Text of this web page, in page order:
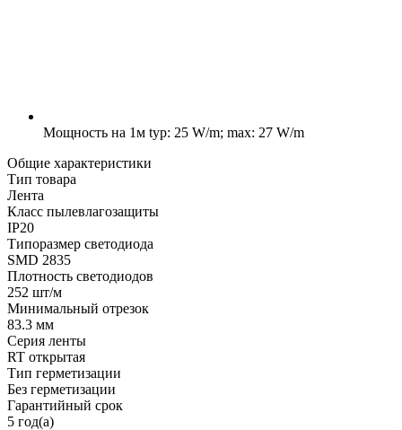
Мощность на 1м typ: 25 W/m; max: 27 W/m
Общие характеристики
Тип товара
Лента
Класс пылевлагозащиты
IP20
Типоразмер светодиода
SMD 2835
Плотность светодиодов
252 шт/м
Минимальный отрезок
83.3 мм
Серия ленты
RT открытая
Тип герметизации
Без герметизации
Гарантийный срок
5 год(а)